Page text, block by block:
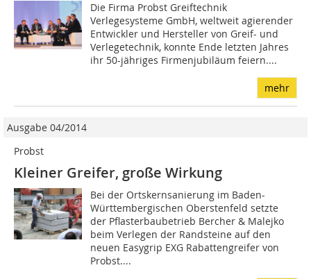
Die Firma Probst Greiftechnik
Verlegesysteme GmbH, weltweit agierender
Entwickler und Hersteller von Greif- und
Verlegetechnik, konnte Ende letzten Jahres
ihr 50-jähriges Firmenjubiläum feiern....
mehr
Ausgabe 04/2014
Probst
Kleiner Greifer, große Wirkung
Bei der Ortskernsanierung im Baden-
Württembergischen Oberstenfeld setzte
der Pflasterbaubetrieb Bercher & Malejko
beim Verlegen der Randsteine auf den
neuen Easygrip EXG Rabattengreifer von
Probst....